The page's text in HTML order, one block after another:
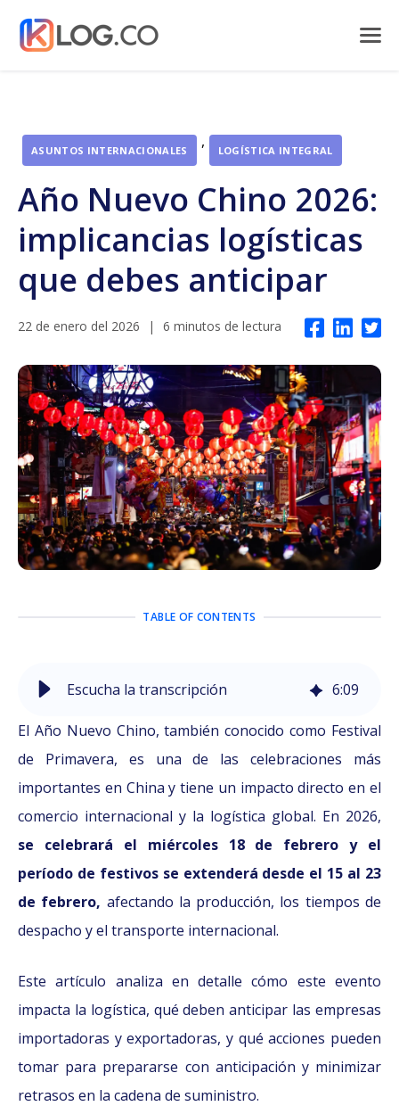
ASUNTOS INTERNACIONALES , LOGÍSTICA INTEGRAL
Año Nuevo Chino 2026:
implicancias logísticas
que debes anticipar
22 de enero del 2026 | 6 minutos de lectura
TABLE OF CONTENTS
Escucha la transcripción 6:09
El Año Nuevo Chino, también conocido como Festival
de Primavera, es una de las celebraciones más
importantes en China y tiene un impacto directo en el
comercio internacional y la logística global. En 2026,
se celebrará el miércoles 18 de febrero y el
período de festivos se extenderá desde el 15 al 23
de febrero, afectando la producción, los tiempos de
despacho y el transporte internacional.
Este artículo analiza en detalle cómo este evento
impacta la logística, qué deben anticipar las empresas
importadoras y exportadoras, y qué acciones pueden
tomar para prepararse con anticipación y minimizar
retrasos en la cadena de suministro.